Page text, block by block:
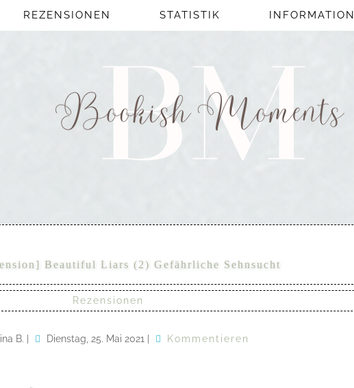
REZENSIONEN STATISTIK INFORMATION
Beautiful Liars (2) Gefährliche Sehnsucht
Rezensionen
B. Dienstag, 25. Mai 2021 Kommentieren